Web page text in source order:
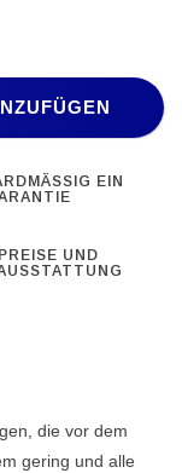
EIN J
UND
die vor dem
gering und alle